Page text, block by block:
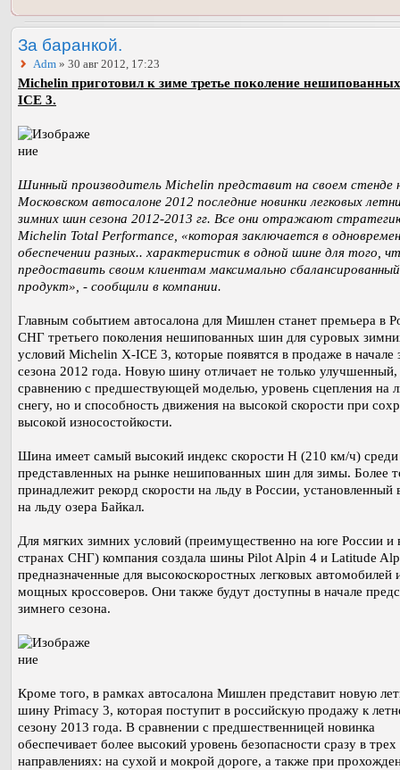
За баранкой.
Adm » 30 авг 2012, 17:23
Michelin приготовил к зиме третье поколение
ICE 3.
Шинный производитель Michelin представит на своем стенде
Московском автосалоне 2012 последние новинки легковых
зимних шин сезона 2012-2013 гг. Все они отражают
Michelin Total Performance, «которая заключается в
обеспечении разных.. характеристик в одной шине для того,
предоставить своим клиентам максимально сбалансированный
продукт», - сообщили в компании.
Главным событием автосалона для Мишлен станет премьера в
СНГ третьего поколения нешипованных шин для суровых
условий Michelin X-ICE 3, которые появятся в продаже в начале
сезона 2012 года. Новую шину отличает не только
сравнению с предшествующей моделью, уровень сцепления на
снегу, но и способность движения на высокой скорости при
высокой износостойкости.
Шина имеет самый высокий индекс скорости H (210 км/ч) среди
представленных на рынке нешипованных шин для зимы. Более
принадлежит рекорд скорости на льду в России, установленный
на льду озера Байкал.
Для мягких зимних условий (преимущественно на юге России и
странах СНГ) компания создала шины Pilot Alpin 4 и Latitude
предназначенные для высокоскоростных легковых автомобилей
мощных кроссоверов. Они также будут доступны в начале
зимнего сезона.
Кроме того, в рамках автосалона Мишлен представит новую
шину Primacy 3, которая поступит в российскую продажу к
сезону 2013 года. В сравнении с предшественницей новинка
обеспечивает более высокий уровень безопасности сразу в трех
направлениях: на сухой и мокрой дороге, а также при